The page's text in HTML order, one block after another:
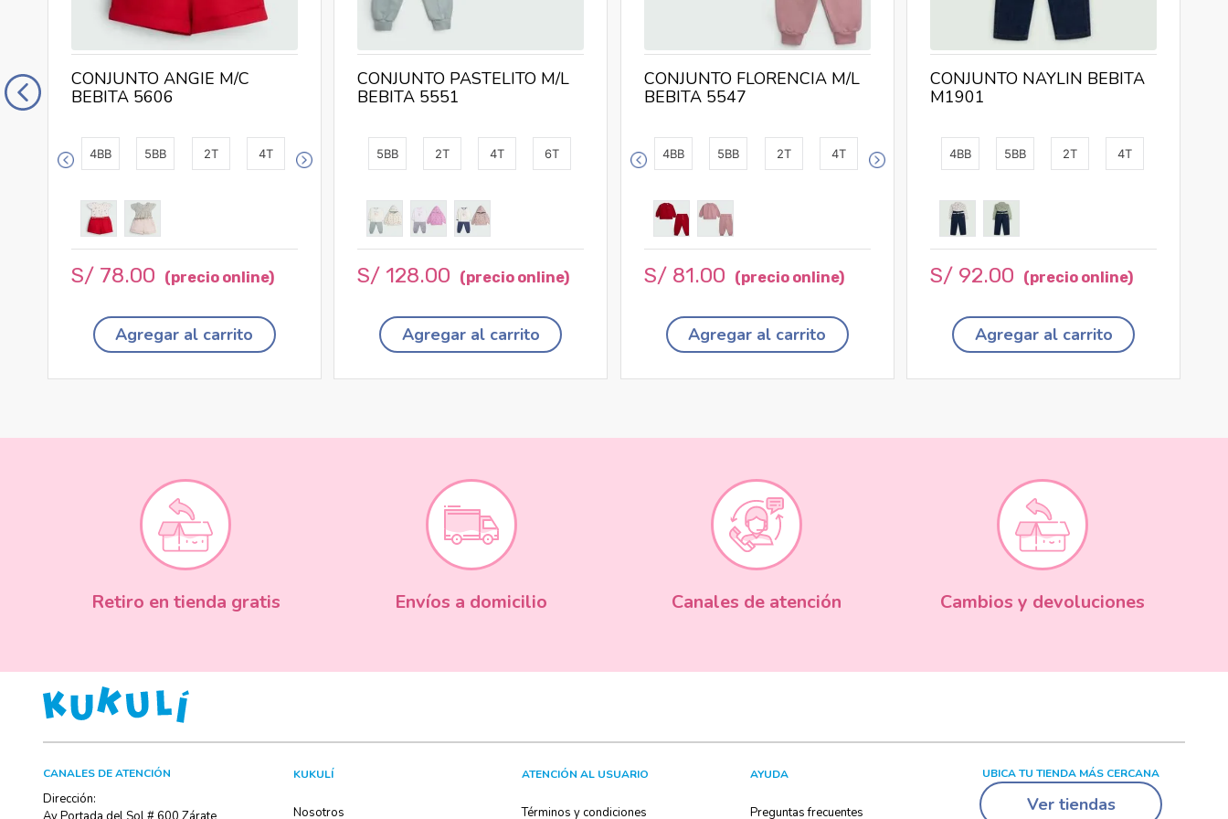
4BB 5BB 2T 4T
CONJUNTO ANGIE M/C
BEBITA 5606
S/ 78.00
Agregar al carrito
5BB 2T 4T 6T
CONJUNTO PASTELITO M/L
BEBITA 5551
S/ 128.00
Agregar al carrito
4BB 5BB 2T 4T
CONJUNTO FLORENCIA M/L
BEBITA 5547
S/ 81.00
Agregar al carrito
4BB 5BB 2T 4T
CONJUNTO NAYLIN BEBITA
M1901
S/ 92.00
Agregar al carrito
Retiro en tienda gratis Envíos a domicilio Canales de atención Cambios y devoluciones
CANALES DE ATENCIÓN
Dirección:
KUKULÍ
Nosotros
ATENCIÓN AL USUARIO
Términos y condiciones
AYUDA
Preguntas frecuentes
UBICA TU TIENDA MÁS CERCANA
Ver tiendas